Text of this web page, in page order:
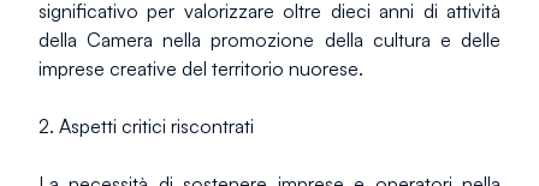
significativo per valorizzare oltre dieci anni di attività
della Camera nella promozione della cultura e delle
imprese creative del territorio nuorese.
2. Aspetti critici riscontrati